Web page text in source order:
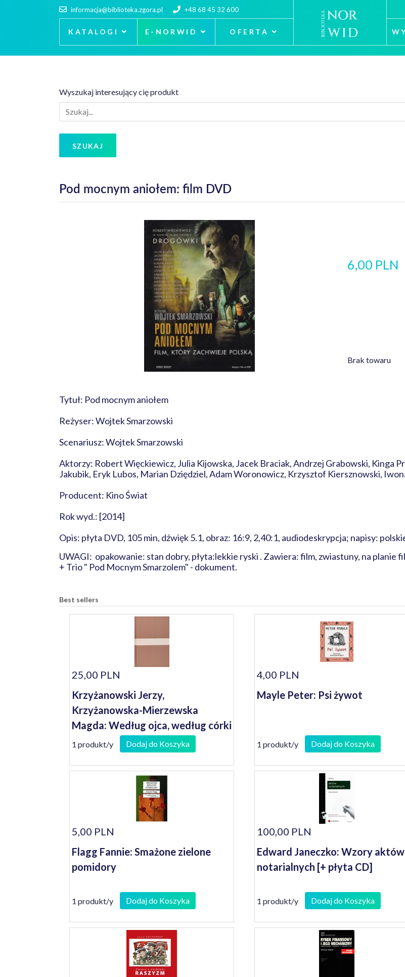
informacja@biblioteka.zgora.pl +48 68 45 32 600
KATALOGI E-NORWID OFERTA
Wyszukaj interesujący cię produkt
SZUKAJ
Pod mocnym aniołem: film DVD
6,00 PLN
Brak towaru
Tytuł: Pod mocnym aniołem
Reżyser: Wojtek Smarzowski
Scenariusz: Wojtek Smarzowski
Aktorzy: Robert Więckiewicz, Julia Kijowska, Jacek Braciak, Andrzej Grabowski, Kinga
Jakubik, Eryk Lubos, Marian Dziędziel, Adam Woronowicz, Krzysztof Kiersznowski,
Producent: Kino Świat
Rok wyd.: [2014]
Opis: płyta DVD, 105 min, dźwięk 5.1, obraz: 16:9, 2,40:1, audiodeskrypcja; napisy:
UWAGI: opakowanie: stan dobry, płyta:lekkie ryski . Zawiera: film, zwiastuny, na
+ Trio " Pod Mocnym Smarzolem" - dokument.
Best sellers
25,00 PLN
Krzyżanowski Jerzy,
Krzyżanowska-Mierzewska
Magda: Według ojca, według córki
: historia rodu
1 produkt/y Dodaj do Koszyka
4,00 PLN
Mayle Peter: Psi żywot
1 produkt/y Dodaj do Koszyka
5,00 PLN
Flagg Fannie: Smażone zielone
pomidory
1 produkt/y Dodaj do Koszyka
100,00 PLN
Edward Janeczko: Wzory aktów
notarialnych [+ płyta CD]
1 produkt/y Dodaj do Koszyka